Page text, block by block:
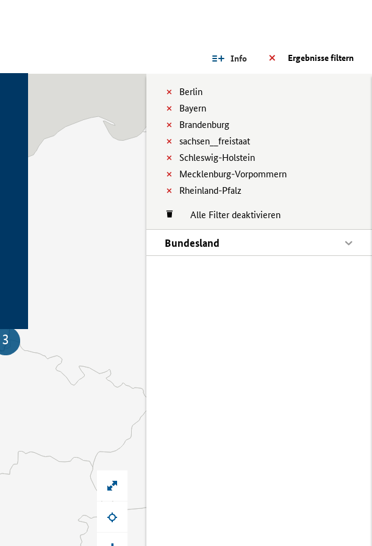
Ergebnisse filtern
Info
Berlin
Bayern
Brandenburg
sachsen__freistaat
Schleswig-Holstein
Mecklenburg-Vorpommern
Rheinland-Pfalz
Alle Filter deaktivieren
Bundesland